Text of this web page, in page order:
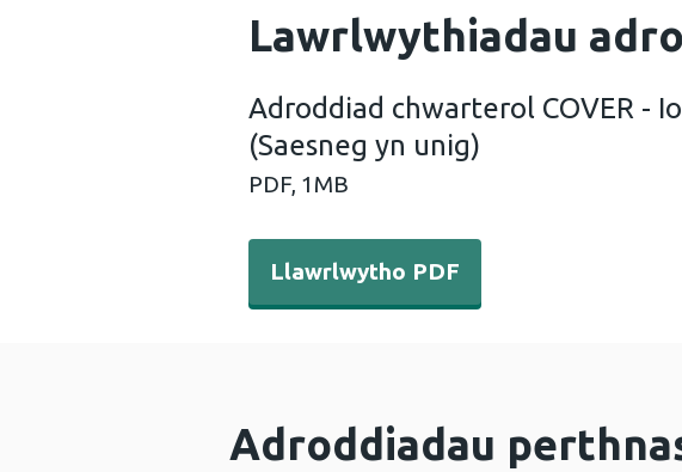
Lawrlwythiadau
Adroddiad chwarterol COVER -
(Saesneg yn unig)
PDF, 1MB
Llawrlwytho PDF - Adroddiad chwarterol
Llawrlwytho PDF
Adroddiadau